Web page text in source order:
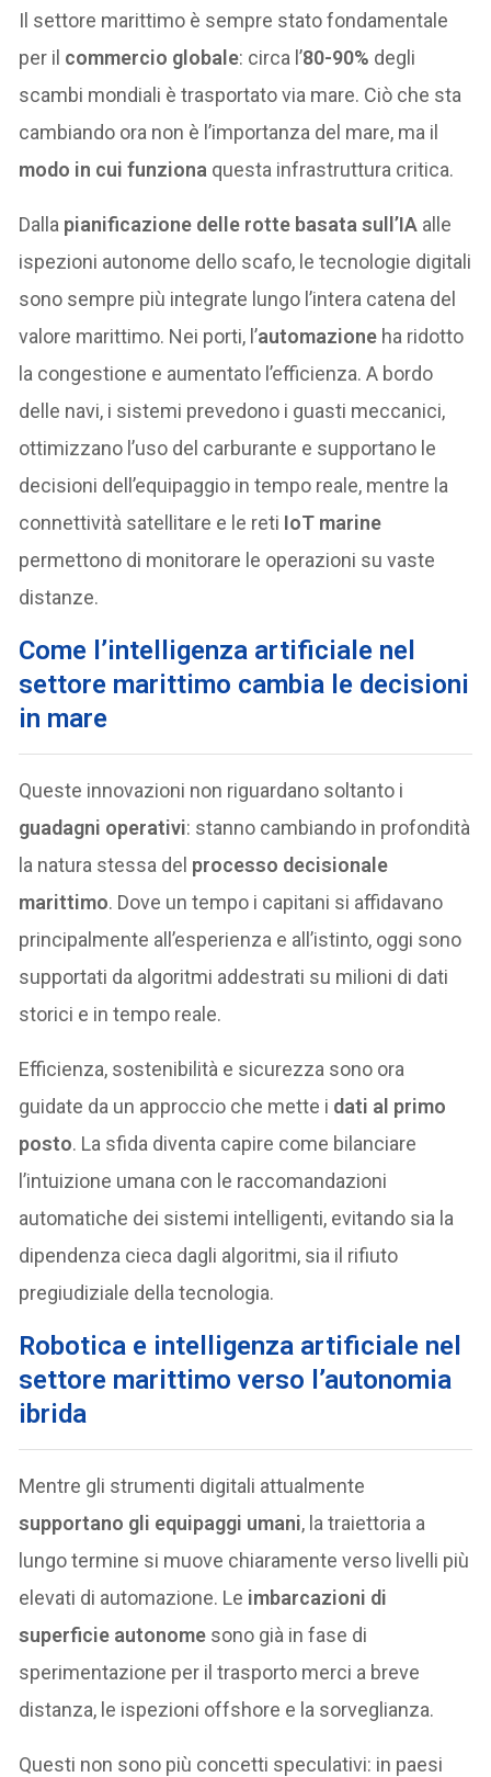
Il settore marittimo è sempre stato fondamentale
per il commercio globale: circa l’80-90% degli
scambi mondiali è trasportato via mare. Ciò che sta
cambiando ora non è l’importanza del mare, ma il
modo in cui funziona questa infrastruttura critica.
Dalla pianificazione delle rotte basata sull’IA alle
ispezioni autonome dello scafo, le tecnologie digitali
sono sempre più integrate lungo l’intera catena del
valore marittimo. Nei porti, l’automazione ha ridotto
la congestione e aumentato l’efficienza. A bordo
delle navi, i sistemi prevedono i guasti meccanici,
ottimizzano l’uso del carburante e supportano le
decisioni dell’equipaggio in tempo reale, mentre la
connettività satellitare e le reti IoT marine
permettono di monitorare le operazioni su vaste
distanze.
Come l’intelligenza artificiale nel
settore marittimo cambia le decisioni
in mare
Queste innovazioni non riguardano soltanto i
guadagni operativi: stanno cambiando in profondità
la natura stessa del processo decisionale
marittimo. Dove un tempo i capitani si affidavano
principalmente all’esperienza e all’istinto, oggi sono
supportati da algoritmi addestrati su milioni di dati
storici e in tempo reale.
Efficienza, sostenibilità e sicurezza sono ora
guidate da un approccio che mette i dati al primo
posto. La sfida diventa capire come bilanciare
l’intuizione umana con le raccomandazioni
automatiche dei sistemi intelligenti, evitando sia la
dipendenza cieca dagli algoritmi, sia il rifiuto
pregiudiziale della tecnologia.
Robotica e intelligenza artificiale nel
settore marittimo verso l’autonomia
ibrida
Mentre gli strumenti digitali attualmente
supportano gli equipaggi umani, la traiettoria a
lungo termine si muove chiaramente verso livelli più
elevati di automazione. Le imbarcazioni di
superficie autonome sono già in fase di
sperimentazione per il trasporto merci a breve
distanza, le ispezioni offshore e la sorveglianza.
Questi non sono più concetti speculativi: in paesi